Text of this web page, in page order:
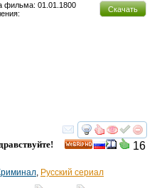
Скачать
фильма: 01.01.1800
смотреть
16
, Русский сериал